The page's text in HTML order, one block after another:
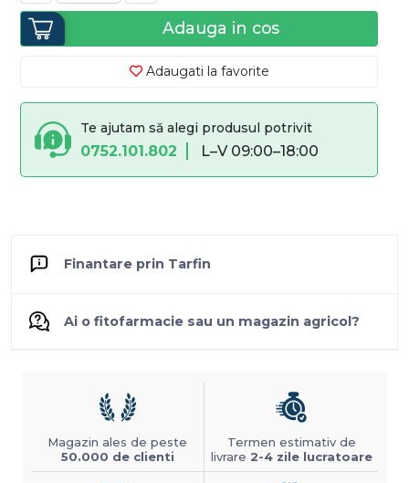
Adauga in cos
Adaugati la favorite
Te ajutam să alegi produsul potrivit
0752.101.802 L–V 09:00–18:00
Finantare prin Tarfin
Ai o fitofarmacie sau un magazin agricol?
Magazin ales de peste
50.000 de clienti
Termen estimativ de
livrare 2-4 zile lucratoare